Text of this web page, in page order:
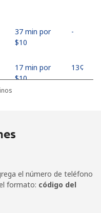
37 min por
⁦$10⁩
-
17 min por
⁦$10⁩
⁦13¢⁩
12 min por
⁦$10⁩el número de teléfono
formato: código del